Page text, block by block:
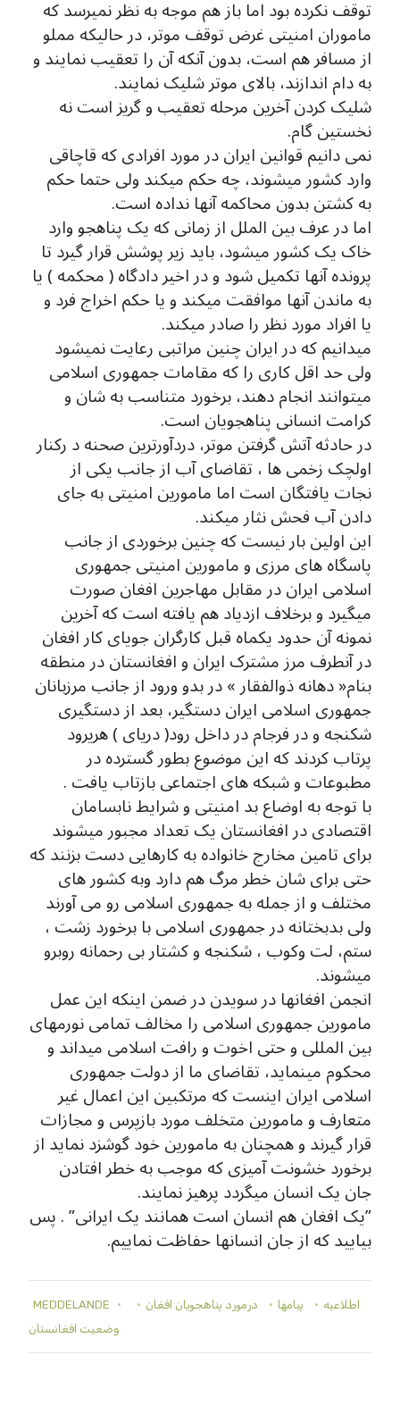
توقف نکرده بود اما باز هم موجه به نظر نمیرسد که
ماموران امنیتی غرض توقف موتر، در حالیکه مملو
از مسافر هم است، بدون آنکه آن را تعقیب نمایند و
به دام اندازند، بالای موتر شلیک نمایند.
شلیک کردن آخرین مرحله تعقیب و گریز است نه
نخستین گام.
نمی دانیم قوانین ایران در مورد افرادی که قاچاقی
وارد کشور میشوند، چه حکم میکند ولی حتما حکم
به کشتن بدون محاکمه آنها نداده است.
اما در عرف بین الملل از زمانی که یک پناهجو وارد
خاک یک کشور میشود، باید زیر پوشش قرار گیرد تا
پرونده آنها تکمیل شود و در اخیر دادگاه ( محکمه ) یا
به ماندن آنها موافقت میکند و یا حکم اخراج فرد و
یا افراد مورد نظر را صادر میکند.
میدانیم که در ایران چنین مراتبی رعایت نمیشود
ولی حد اقل کاری را که مقامات جمهوری اسلامی
میتوانند انجام دهند، برخورد متناسب به شان و
کرامت انسانی پناهجویان است.
در حادثه آتش گرفتن موتر، دردآورترین صحنه د رکنار
اولچک زخمی ها ، تقاضای آب از جانب یکی از
نجات یافتگان است اما مامورین امنیتی به جای
دادن آب فحش نثار میکند.
این اولین بار نیست که چنین برخوردی از جانب
پاسگاه های مرزی و مامورین امنیتی جمهوری
اسلامی ایران در مقابل مهاجرین افغان صورت
میگیرد و برخلاف ازدیاد هم یافته است که آخرین
نمونه آن حدود یکماه قبل کارگران جویای کار افغان
در آنطرف مرز مشترک ایران و افغانستان در منطقه
بنام« دهانه ذوالفقار » در بدو ورود از جانب مرزبانان
جمهوری اسلامی ایران دستگیر، بعد از دستگیری
شکنجه و در فرجام در داخل رود( دریای ) هریرود
پرتاب کردند که این موضوع بطور گسترده در
مطبوعات و شبکه های اجتماعی بازتاب یافت .
با توجه به اوضاع بد امنیتی و شرایط نابسامان
اقتصادی در افغانستان یک تعداد مجبور میشوند
برای تامین مخارج خانواده به کارهایی دست بزنند که
حتی برای شان خطر مرگ هم دارد وبه کشور های
مختلف و از جمله به جمهوری اسلامی رو می آورند
ولی بدبختانه در جمهوری اسلامی با برخورد زشت ،
ستم، لت وکوب ، شکنجه و کشتار بی رحمانه روبرو
میشوند.
انجمن افغانها در سویدن در ضمن اینکه این عمل
مامورین جمهوری اسلامی را مخالف تمامی نورمهای
بین المللی و حتی اخوت و رافت اسلامی میداند و
محکوم مینماید، تقاضای ما از دولت جمهوری
اسلامی ایران اینست که مرتکبین این اعمال غیر
متعارف و مامورین متخلف مورد بازپرس و مجازات
قرار گیرند و همچنان به مامورین خود گوشزد نماید از
برخورد خشونت آمیزی که موجب به خطر افتادن
جان یک انسان میگردد پرهیز نمایند.
”یک افغان هم انسان است همانند یک ایرانی” . پس
بیایید که از جان انسانها حفاظت نماییم.
MEDDELANDE اطلاعيه پيامها
درمورد پناهجويان افغان
وضعيت افغانستان